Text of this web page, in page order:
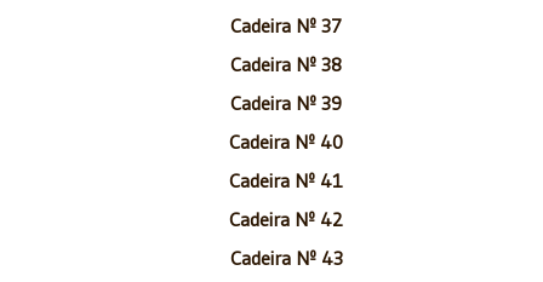
Cadeira Nº 37
Cadeira Nº 38
Cadeira Nº 39
Cadeira Nº 40
Cadeira Nº 41
Cadeira Nº 42
Cadeira Nº 43